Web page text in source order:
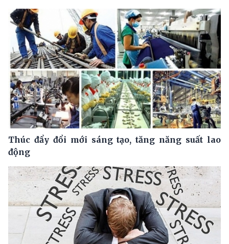
Thúc đẩy đổi mới sáng tạo, tăng năng suất lao
động